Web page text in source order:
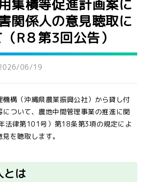
集積等促進計画案に
関係人の意見聴取に
R８第3回公告）
06/19
構（沖縄県農業振興公社）から貸し付
について、農地中間管理事業の推進に関
法律第101号）第18条第3項の規定によ
を聴取します。
とは